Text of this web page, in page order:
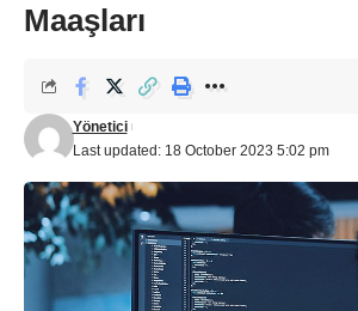
Maaşları
Last updated: 18 October 2023 5:02 pm
Yönetici